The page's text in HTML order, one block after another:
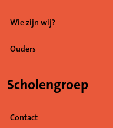
Wie zijn wij?
Ouders
Scholengroep
Contact